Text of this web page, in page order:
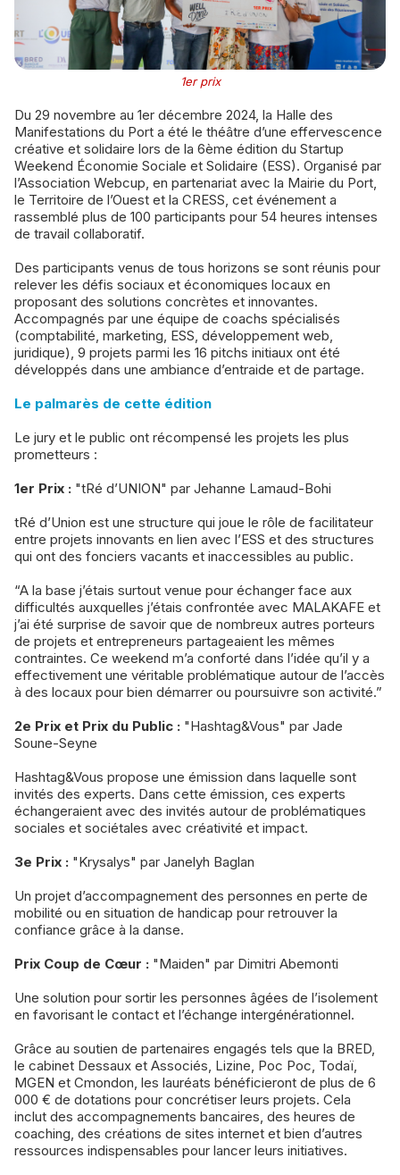
1er prix
Du 29 novembre au 1er décembre 2024, la Halle des
Manifestations du Port a été le théâtre d’une effervescence
créative et solidaire lors de la 6ème édition du Startup
Weekend Économie Sociale et Solidaire (ESS). Organisé par
l’Association Webcup, en partenariat avec la Mairie du Port,
le Territoire de l’Ouest et la CRESS, cet événement a
rassemblé plus de 100 participants pour 54 heures intenses
de travail collaboratif.
Des participants venus de tous horizons se sont réunis pour
relever les défis sociaux et économiques locaux en
proposant des solutions concrètes et innovantes.
Accompagnés par une équipe de coachs spécialisés
(comptabilité, marketing, ESS, développement web,
juridique), 9 projets parmi les 16 pitchs initiaux ont été
développés dans une ambiance d’entraide et de partage.
Le palmarès de cette édition
Le jury et le public ont récompensé les projets les plus
prometteurs :
1er Prix : "tRé d’UNION" par Jehanne Lamaud-Bohi
tRé d’Union est une structure qui joue le rôle de facilitateur
entre projets innovants en lien avec l’ESS et des structures
qui ont des fonciers vacants et inaccessibles au public.
“A la base j’étais surtout venue pour échanger face aux
difficultés auxquelles j’étais confrontée avec MALAKAFE et
j’ai été surprise de savoir que de nombreux autres porteurs
de projets et entrepreneurs partageaient les mêmes
contraintes. Ce weekend m’a conforté dans l’idée qu’il y a
effectivement une véritable problématique autour de l’accès
à des locaux pour bien démarrer ou poursuivre son activité.”
2e Prix et Prix du Public : "Hashtag&Vous" par Jade
Soune-Seyne
Hashtag&Vous propose une émission dans laquelle sont
invités des experts. Dans cette émission, ces experts
échangeraient avec des invités autour de problématiques
sociales et sociétales avec créativité et impact.
3e Prix : "Krysalys" par Janelyh Baglan
Un projet d’accompagnement des personnes en perte de
mobilité ou en situation de handicap pour retrouver la
confiance grâce à la danse.
Prix Coup de Cœur : "Maiden" par Dimitri Abemonti
Une solution pour sortir les personnes âgées de l’isolement
en favorisant le contact et l’échange intergénérationnel.
Grâce au soutien de partenaires engagés tels que la BRED,
le cabinet Dessaux et Associés, Lizine, Poc Poc, Todaï,
MGEN et Cmondon, les lauréats bénéficieront de plus de 6
000 € de dotations pour concrétiser leurs projets. Cela
inclut des accompagnements bancaires, des heures de
coaching, des créations de sites internet et bien d’autres
ressources indispensables pour lancer leurs initiatives.